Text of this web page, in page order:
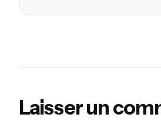
Laisser un